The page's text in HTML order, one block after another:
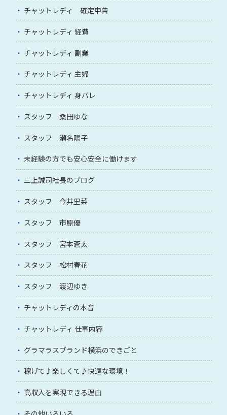
チャットレディ 確定申告
チャットレディ 経費
チャットレディ 副業
チャットレディ 主婦
チャットレディ 身バレ
スタッフ 桑田ゆな
スタッフ 瀬名陽子
未経験の方でも安心安全に働けます
三上誠司社長のブログ
スタッフ 今井里菜
スタッフ 市原優
スタッフ 宮本蒼太
スタッフ 松村春花
スタッフ 渡辺ゆき
チャットレディの本音
チャットレディ 仕事内容
グラマラスブランド横浜のできごと
稼げて♪楽しくて♪快適な環境！
高収入を実現できる理由